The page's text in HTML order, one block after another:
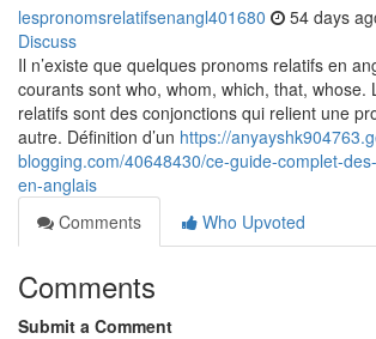
lespronomsrelatifsenangl401680 54 days
Discuss
Il n’existe que quelques pronoms relatifs en
courants sont who, whom, which, that, whose.
relatifs sont des conjonctions qui relient une
autre. Définition d’un https://
blogging.com/40648430/ce-guide-complet-
en-anglais
Comments
Who Upvoted
Comments
Submit a Comment